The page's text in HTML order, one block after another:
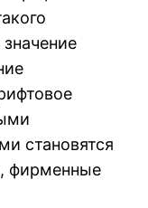
становятся
фирменные